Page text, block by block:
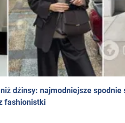
dżinsy: najmodniejsze spodnie
fashionistki